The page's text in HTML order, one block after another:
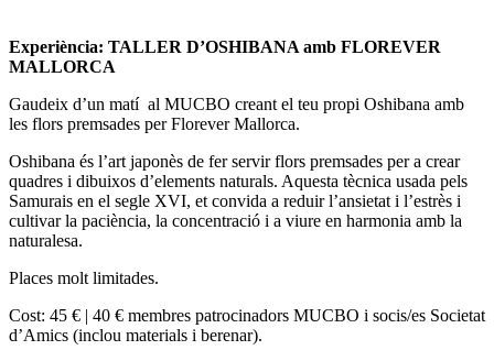
Experiència: TALLER D’OSHIBANA amb FLOREVER
MALLORCA
Gaudeix d’un matí al MUCBO creant el teu propi Oshibana amb
les flors premsades per Florever Mallorca.
Oshibana és l’art japonès de fer servir flors premsades per a crear
quadres i dibuixos d’elements naturals. Aquesta tècnica usada pels
Samurais en el segle XVI, et convida a reduir l’ansietat i l’estrès i
cultivar la paciència, la concentració i a viure en harmonia amb la
naturalesa.
Places molt limitades.
Cost: 45 € | 40 € membres patrocinadors MUCBO i socis/es Societat
d’Amics (inclou materials i berenar).